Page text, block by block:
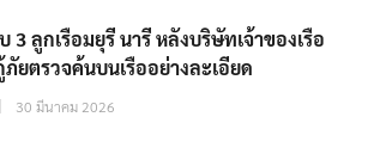
3 ลูกเรือมยุรี นารี หลังบริษัทเจ้าของเรือ
ยตรวจค้นบนเรืออย่างละเอียด
30 มีนาคม 2026